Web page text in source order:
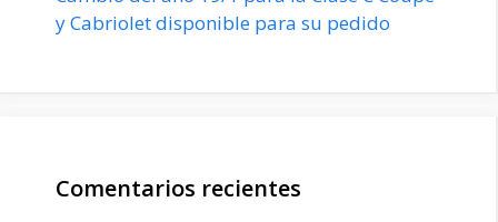
y Cabriolet disponible para su pedido
Comentarios recientes